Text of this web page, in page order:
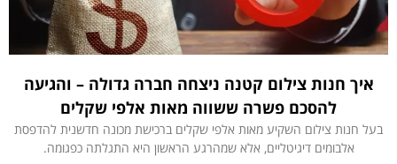
איך חנות צילום קטנה ניצחה חברה גדולה – והגיעה
להסכם פשרה ששווה מאות אלפי שקלים
בעל חנות צילום השקיע מאות אלפי שקלים ברכישת מכונה חדשנית להדפסת
אלבומים דיגיטליים, אלא שמהרגע הראשון היא התגלתה כפגומה.